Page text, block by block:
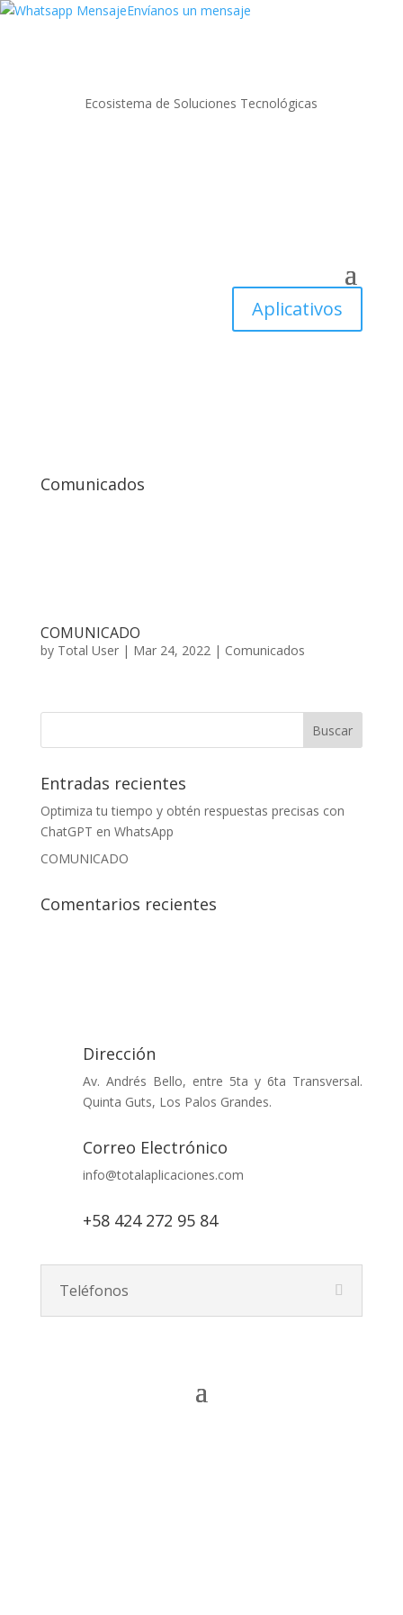
Envíanos un mensaje
Ecosistema de Soluciones Tecnológicas
Aplicativos
Comunicados
COMUNICADO
by Total User| Mar 24, 2022| Comunicados
Entradas recientes
Optimiza tu tiempo y obtén respuestas precisas con
ChatGPT en WhatsApp
COMUNICADO
Comentarios recientes
Dirección
Av. Andrés Bello, entre 5ta y 6ta Transversal.
Quinta Guts, Los Palos Grandes.
Correo Electrónico
info@totalaplicaciones.com
+58 424 272 95 84
Teléfonos